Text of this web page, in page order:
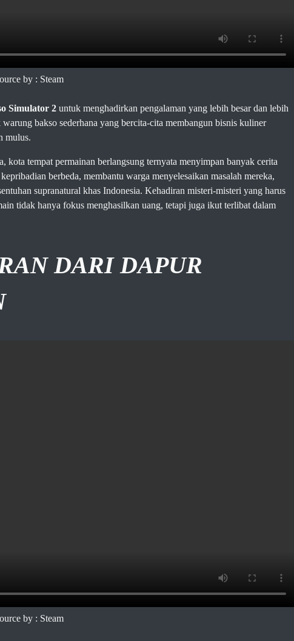
by : Steam
Simulator 2 untuk menghadirkan pengalaman yang lebih besar dan lebih
bakso sederhana yang bercita-cita membangun bisnis kuliner
mulus.
tempat permainan berlangsung ternyata menyimpan banyak cerita
berbeda, membantu warga menyelesaikan masalah mereka,
supranatural khas Indonesia. Kehadiran misteri-misteri yang harus
tidak hanya fokus menghasilkan uang, tetapi juga ikut terlibat dalam
DARI DAPUR
by : Steam